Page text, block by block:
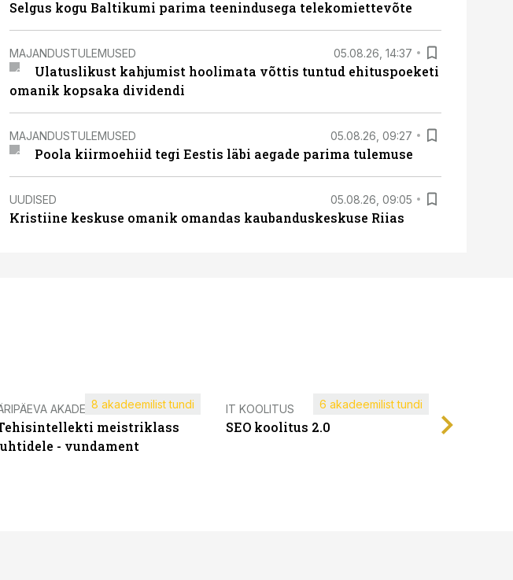
Selgus kogu Baltikumi parima teenindusega telekomiettevõte
MAJANDUSTULEMUSED 05.08.26, 14:37
Ulatuslikust kahjumist hoolimata võttis tuntud ehituspoeketi
omanik kopsaka dividendi
MAJANDUSTULEMUSED 05.08.26, 09:27
Poola kiirmoehiid tegi Eestis läbi aegade parima tulemuse
UUDISED 05.08.26, 09:05
Kristiine keskuse omanik omandas kaubanduskeskuse Riias
AKADEEMIA
meistriklass
- vundament
8 akadeemilist tundi IT KOOLITUS
SEO koolitus 2.0
6 akadeemilist tundi